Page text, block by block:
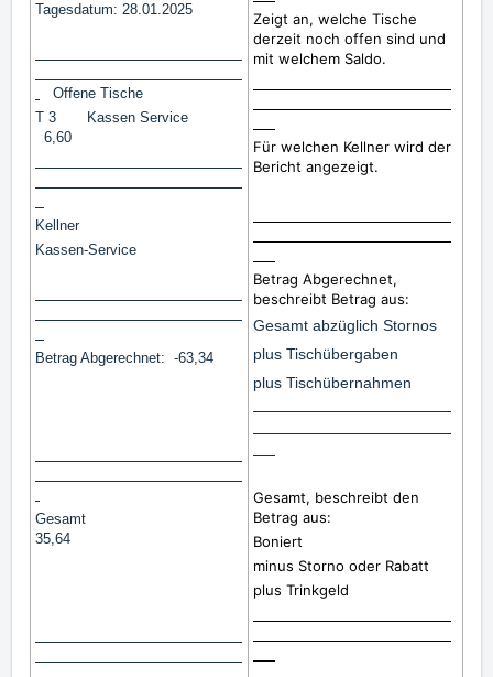
Tagesdatum: 28.01.2025
Offene Tische
T 3 Kassen Service
6,60
Kellner
Kassen-Service
Betrag Abgerechnet: -63,34
Gesamt
35,64
Zeigt an, welche Tische
derzeit noch offen sind und
mit welchem Saldo.
Für welchen Kellner wird der
Bericht angezeigt.
Betrag Abgerechnet,
beschreibt Betrag aus:
Gesamt abzüglich Stornos
plus Tischübergaben
plus Tischübernahmen
Gesamt, beschreibt den
Betrag aus:
Boniert
minus Storno oder Rabatt
plus Trinkgeld